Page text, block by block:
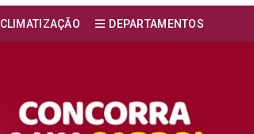
CLIMATIZAÇÃO DEPARTAMENTOS